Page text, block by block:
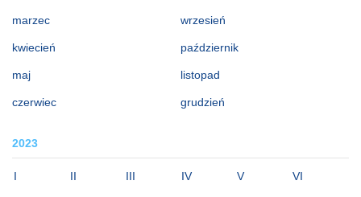
marzec
kwiecień
maj
czerwiec
wrzesień
październik
listopad
grudzień
2023
I II III IV V VI